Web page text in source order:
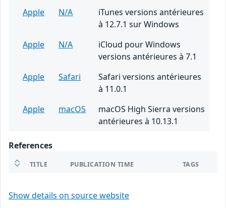
Apple
N/A
iTunes versions antérieures
à 12.7.1 sur Windows
Apple
N/A
iCloud pour Windows
versions antérieures à 7.1
Apple
Safari
Safari versions antérieures
à 11.0.1
Apple
macOS
macOS High Sierra versions
antérieures à 10.13.1
References
TITLE PUBLICATION TIME TAGS
Show details on source website